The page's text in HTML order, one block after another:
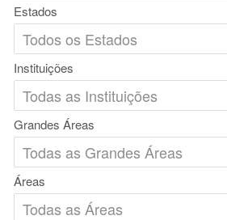
Estados
Instituições
Grandes Áreas
Áreas